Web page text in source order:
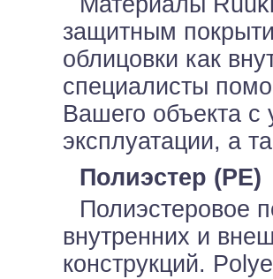
защитным
облицовки как
специалисты
Вашего объекта с
эксплуатации, а
Полиэстер (PE)
Полиэстеровое
внутренних и
конструкций.